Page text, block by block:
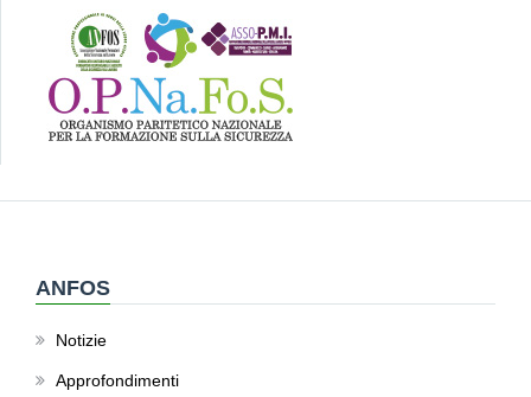
ANFOS
Notizie
Approfondimenti